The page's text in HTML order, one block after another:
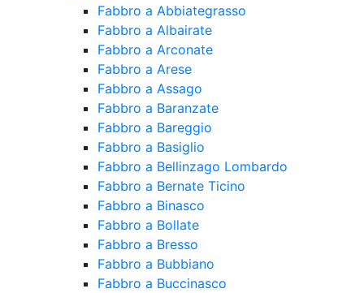
Fabbro a Abbiategrasso
Fabbro a Albairate
Fabbro a Arconate
Fabbro a Arese
Fabbro a Assago
Fabbro a Baranzate
Fabbro a Bareggio
Fabbro a Basiglio
Fabbro a Bellinzago Lombardo
Fabbro a Bernate Ticino
Fabbro a Binasco
Fabbro a Bollate
Fabbro a Bresso
Fabbro a Bubbiano
Fabbro a Buccinasco